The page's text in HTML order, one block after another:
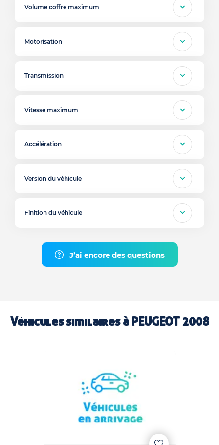
Volume coffre maximum
Motorisation
Transmission
Vitesse maximum
Accélération
Version du véhicule
Finition du véhicule
J’ai encore des questions
Véhicules similaires à PEUGEOT 2008